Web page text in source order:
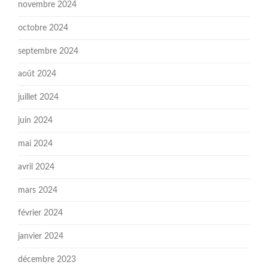
novembre 2024
octobre 2024
septembre 2024
août 2024
juillet 2024
juin 2024
mai 2024
avril 2024
mars 2024
février 2024
janvier 2024
décembre 2023